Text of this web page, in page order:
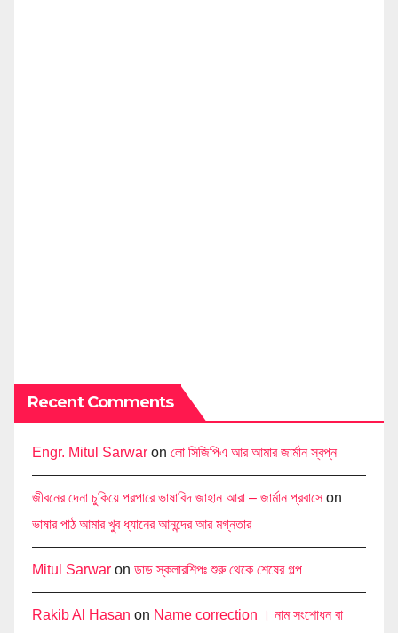
Recent Comments
Engr. Mitul Sarwar on লো সিজিপিএ আর আমার জার্মান স্বপ্ন
জীবনের দেনা চুকিয়ে পরপারে ভাষাবিদ জাহান আরা – জার্মান প্রবাসেon
ভাষার পাঠ আমার খুব ধ্যানের আনন্দের আর মগ্নতার
Mitul Sarwar on ডাড স্কলারশিপঃ শুরু থেকে শেষের গল্প
Rakib Al Hasan on Name correction । নাম সংশোধন বা